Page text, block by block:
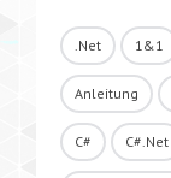
.Net 1&1
Anleitung
C# C#.Net